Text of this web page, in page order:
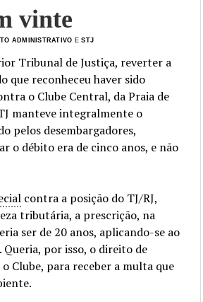
vinte
ADMINISTRATIVO ESTJ
Tribunal de Justiça, reverter a
que reconheceu haver sido
o Clube Central, da Praia de
manteve integralmente o
pelos desembargadores,
o débito era de cinco anos, e não
contra a posição do TJ/RJ,
tributária, a prescrição, na
ser de 20 anos, aplicando-se ao
por isso, o direito de
Clube, para receber a multa que